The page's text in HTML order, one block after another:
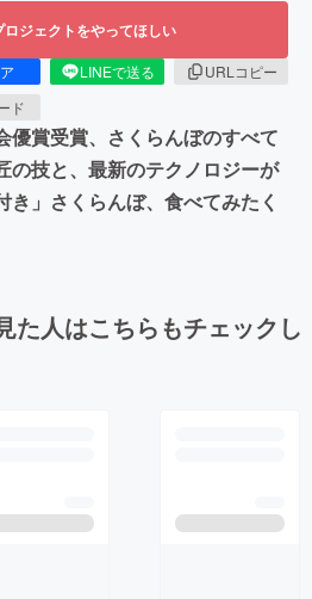
ロジェクトをやってほしい
LINEで送る
URLコピー
ド
優賞受賞、さくらんぼのすべて
の技と、最新のテクノロジーが
」さくらんぼ、食べてみたく
た人はこちらもチェックし